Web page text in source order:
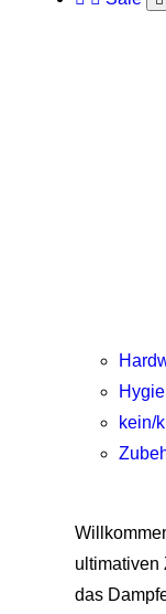
kein/
ultimativen
das